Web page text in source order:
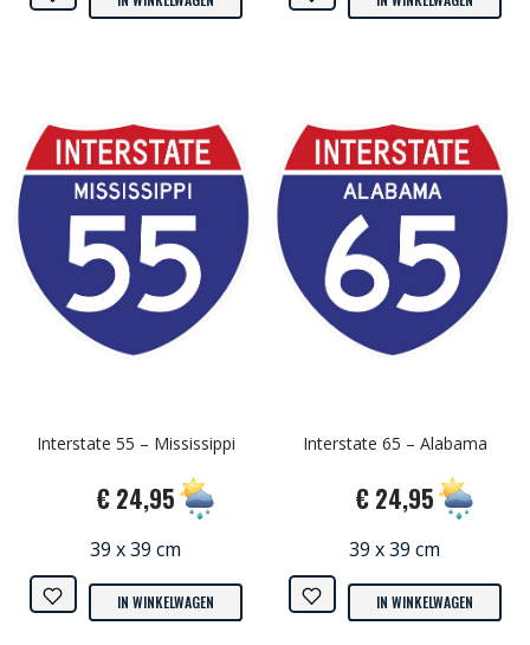
Interstate 55 – Mississippi
€ 24,95
39 x 39 cm
IN WINKELWAGEN
Interstate 65 – Alabama
€ 24,95
39 x 39 cm
IN WINKELWAGEN